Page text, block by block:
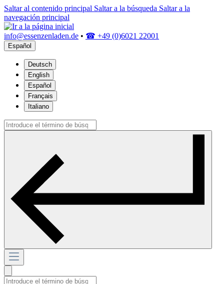
Saltar al contenido principal Saltar a la búsqueda Saltar a la
navegación principal
info@essenzenladen.de • ☎ +49 (0)6021 22001
Español
Deutsch
English
Español
Français
Italiano